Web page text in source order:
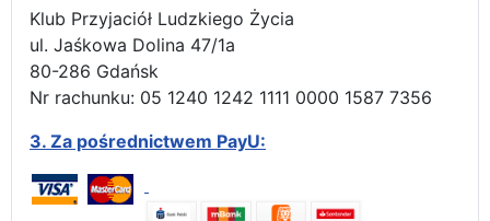
Klub Przyjaciół Ludzkiego Życia
ul. Jaśkowa Dolina 47/1a
80-286 Gdańsk
Nr rachunku: 05 1240 1242 1111 0000 1587 7356
3. Za pośrednictwem PayU: